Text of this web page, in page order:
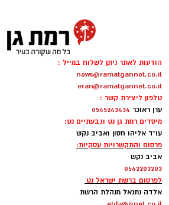
למילוי:
1/2 כוס ממרח חלוה של "אחוה"
1/2 כוס
ממרח טחינה בטעם
סוכר של "אחוה"
אופן ההכנה
10 כפות חמאה מומסת
2 כפות סוכר
הודעות לאתר ניתן לשלוח במייל :
news@ramatgannet.co.il
eran@ramatgannet.co.il
טלפון ליצירת קשר :
ערן ראוכר 0545243434
מיסדים רמת גן נט וגבעתיים נט:
עו"ד אליהו חסון ואביב נקש
פרסום והתקשרויות עסקיות:
אביב נקש
0542203203
לפרסום ברשת ישראל נט
אלדה נתנאל מנהלת הרשת